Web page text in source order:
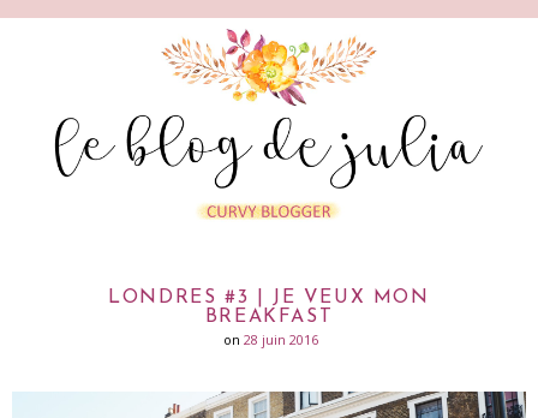
LONDRES #3 | JE VEUX MON
BREAKFAST
on 28 juin 2016